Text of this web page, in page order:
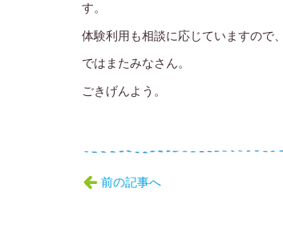
す。
体験利用も相談に応じていますので
ではまたみなさん。
ごきげんよう。
前の記事へ